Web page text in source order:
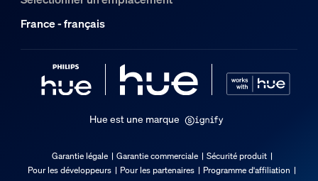
France - français
Hue est une marque
Garantie légale Garantie commerciale
Sécurité produit
Pour les développeurs
Pour les partenaires
Programme d'affiliation